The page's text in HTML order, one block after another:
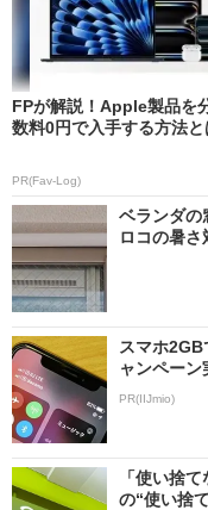
FPが解説！Apple製品を
数料0円で入手する方法と
PR(Fav-Log)
ベランダ
ロコの暑
スマホ
ャンペーン
PR(IIJmio)
「使い捨
の“使い捨